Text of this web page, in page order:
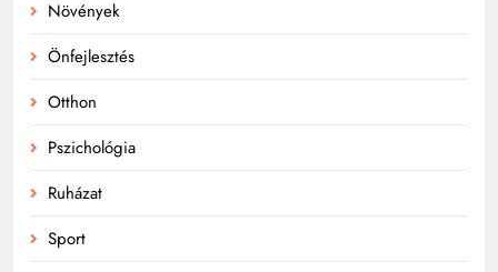
Növények
Önfejlesztés
Otthon
Pszichológia
Ruházat
Sport